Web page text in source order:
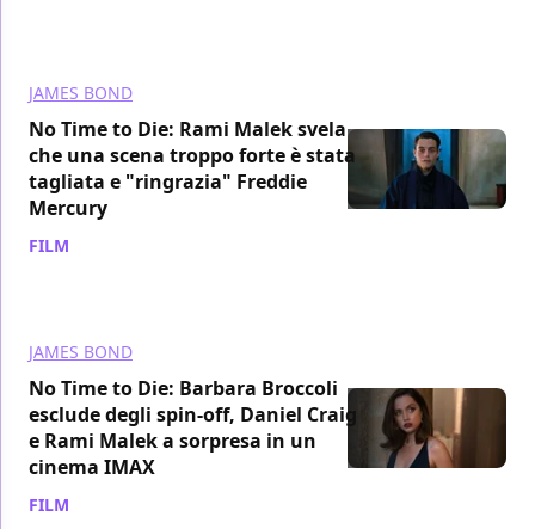
JAMES BOND
No Time to Die: Rami Malek svela
che una scena troppo forte è stata
tagliata e "ringrazia" Freddie
Mercury
FILM
JAMES BOND
No Time to Die: Barbara Broccoli
esclude degli spin-off, Daniel Craig
e Rami Malek a sorpresa in un
cinema IMAX
FILM